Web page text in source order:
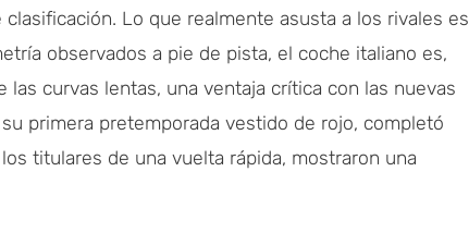
Lo que realmente asusta a los rivales es
observados a pie de pista, el coche italiano es,
curvas lentas, una ventaja crítica con las nuevas
primera pretemporada vestido de rojo, completó
titulares de una vuelta rápida, mostraron una